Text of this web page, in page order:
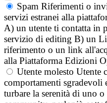
Spam Riferimenti o
servizi estranei alla
A) un utente ti contatta in
servizio di editing B) un
riferimento o un link
alla Piattaforma Edizioni
Utente molesto Utente
comportamenti sgradevoli
turbare la serenità di uno